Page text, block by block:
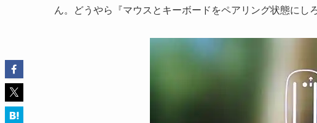
ん。どうやら『マウスとキーボードをペアリング状態にし